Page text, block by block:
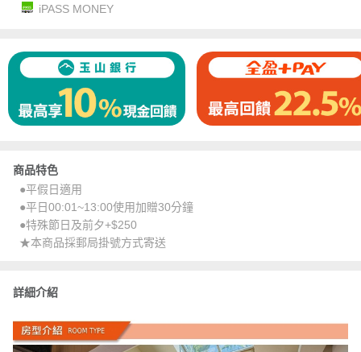
iPASS MONEY
商品特色
●平假日適用
●平日00:01~13:00使用加贈30分鐘
●特殊節日及前夕+$250
★本商品採郵局掛號方式寄送
詳細介紹